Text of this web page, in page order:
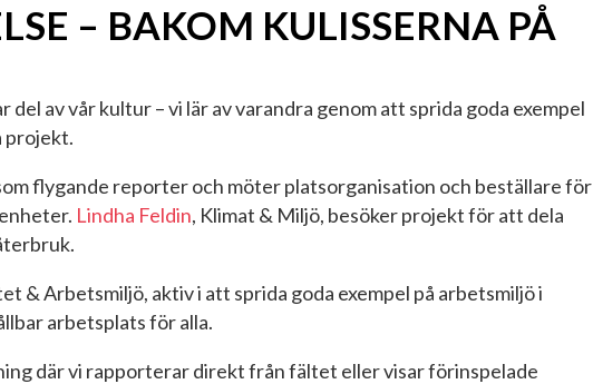
– BAKOM KULISSERNA PÅ
av vår kultur – vi lär av varandra genom att sprida goda exempel
projekt.
flygande reporter och möter platsorganisation och beställare för
Lindha Feldin, Klimat & Miljö, besöker projekt för att dela
& Arbetsmiljö, aktiv i att sprida goda exempel på arbetsmiljö i
arbetsplats för alla.
där vi rapporterar direkt från fältet eller visar förinspelade